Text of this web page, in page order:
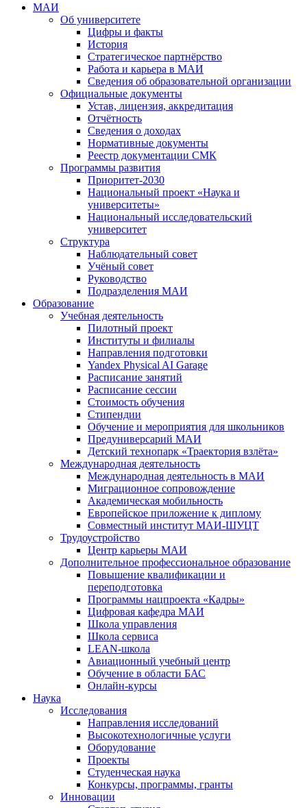
МАИ
Об университете
Цифры и факты
История
Стратегическое партнёрство
Работа и карьера в МАИ
Сведения об образовательной организации
Официальные документы
Устав, лицензия, аккредитация
Отчётность
Сведения о доходах
Нормативные документы
Реестр документации СМК
Программы развития
Приоритет-2030
Национальный проект «Наука и
университеты»
Национальный исследовательский
университет
Структура
Наблюдательный совет
Учёный совет
Руководство
Подразделения МАИ
Образование
Учебная деятельность
Пилотный проект
Институты и филиалы
Направления подготовки
Yandex Physical AI Garage
Расписание занятий
Расписание сессии
Стоимость обучения
Стипендии
Обучение и мероприятия для школьников
Предуниверсарий МАИ
Детский технопарк «Траектория взлёта»
Международная деятельность
Международная деятельность в МАИ
Миграционное сопровождение
Академическая мобильность
Европейское приложение к диплому
Совместный институт МАИ-ШУЦТ
Трудоустройство
Центр карьеры МАИ
Дополнительное профессиональное образование
Повышение квалификации и
переподготовка
Программы нацпроекта «Кадры»
Цифровая кафедра МАИ
Школа управления
Школа сервиса
LEAN-школа
Авиационный учебный центр
Обучение в области БАС
Онлайн-курсы
Наука
Исследования
Направления исследований
Высокотехнологичные услуги
Оборудование
Проекты
Студенческая наука
Конкурсы, программы, гранты
Инновации